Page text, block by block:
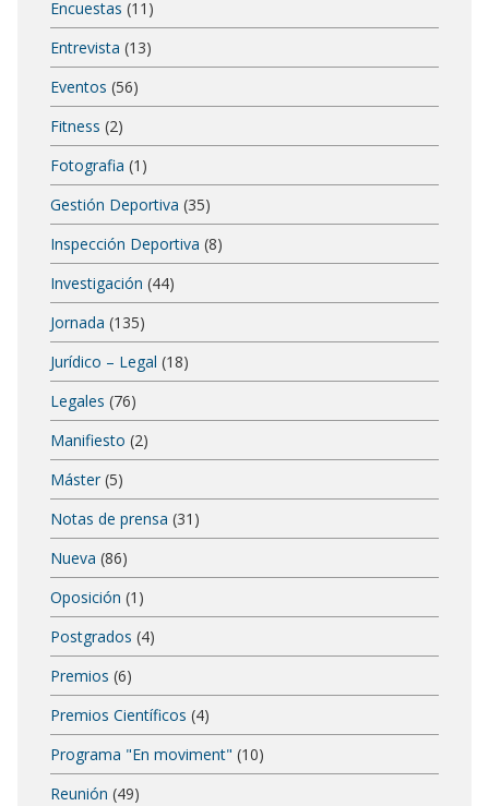
Encuestas (11)
Entrevista (13)
Eventos (56)
Fitness (2)
Fotografia (1)
Gestión Deportiva (35)
Inspección Deportiva (8)
Investigación (44)
Jornada (135)
Jurídico – Legal (18)
Legales (76)
Manifiesto (2)
Máster (5)
Notas de prensa (31)
Nueva (86)
Oposición (1)
Postgrados (4)
Premios (6)
Premios Científicos (4)
Programa "En moviment" (10)
Reunión (49)